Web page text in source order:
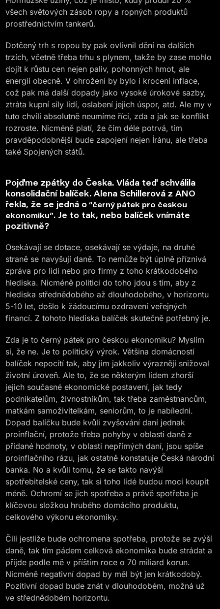
všech světových zásob ropy a ropných produktů
prostřednictvím tankerů.
Dotčený trh s ropou by pak ovlivnil dění na dalších
trzích, včetně třeba trhu s plynem, takže by zase mohlo
dojít k růstu cen nejen paliv, pohonných hmot, ale
energií obecně. V ohrožení by bylo i krocení inflace,
což pak má další dopady jako vysoké úrokové sazby,
ztráta kupní síly lidí, oslabení jejich úspor, atd. Ale my v
tuto chvíli absolutně neumíme říci, zda a jak se konflikt
rozroste. Nicméně platí, že čím déle potrvá, tím
pravděpodobnější bude zapojení nejen Íránu, ale třeba
také Spojených států.
Pojďme zpátky do Česka. Vláda teď schválila
konsolidační balíček. Alena Schillerová z ANO
řekla, že se jedná o “černý pátek pro českou
ekonomiku”. Je to tak, nebo balíček vnímáte
pozitivně?
Osekávají se dotace, osekávají se výdaje, na druhé
straně se navyšují daně. To nemůže být úplně příznivá
zpráva pro lidi nebo pro firmy z toho krátkodobého
hlediska. Nicméně politici do toho jdou s tím, aby z
hlediska střednědobého až dlouhodobého, v horizontu
5-10 let, došlo k žádoucímu ozdravení veřejných
financí. Z tohoto hlediska balíček skutečně potřebný je.
Zda je to černý pátek pro českou ekonomiku? Myslím
si, že ne. Je to politický výrok. Většina domácností
balíček nepocítí tak, aby jim jakkoliv výrazněji snižoval
životní úroveň. Ale to, že se některým lidem zhorší
jejich současné ekonomické postavení, jak tedy
podnikatelům, živnostníkům, tak třeba zaměstnancům,
matkám samoživitelkám, seniorům, to je nabíledni.
Dopad balíčku bude kvůli zvyšování daní jednak
proinflační, protože třeba pohyby v oblasti daně z
přidané hodnoty, v oblasti nepřímých daní, jsou spíše
proinflačního rázu, jak ostatně konstatuje Česká národní
banka. No a kvůli tomu, že se takto navýší
spotřebitelské ceny, tak si toho lidé budou moci koupit
méně. Ochromí se jich spotřeba a právě spotřeba je
klíčovou složkou hrubého domácího produktu,
celkového výkonu ekonomiky.
Čili jestliže bude ochromena spotřeba, protože se zvýší
daně, tak tím pádem celková ekonomika bude strádat a
přijde podle mě v příštím roce o 70 miliard korun.
Nicméně negativní dopad by měl být jen krátkodobý.
Pozitivní dopad bude znát v dlouhodobém, možná už
ve střednědobém horizontu.